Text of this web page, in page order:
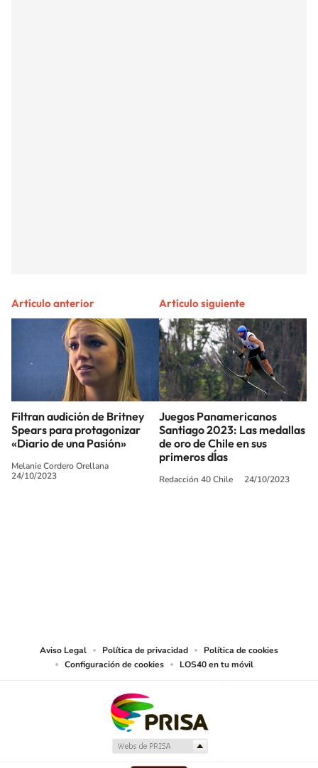
Artículo anterior
Filtran audición de Britney
Spears para protagonizar
«Diario de una Pasión»
Melanie Cordero Orellana
24/10/2023
Artículo siguiente
Juegos Panamericanos
Santiago 2023: Las medallas
de oro de Chile en sus
primeros dÍas
Redacción 40 Chile 24/10/2023
Aviso Legal Política de privacidad
Política de cookies
Configuración de cookies
LOS40 en tu móvil